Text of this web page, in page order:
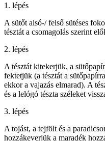
1. lépés
A sütőt alsó-/ felső sütéses
tésztát a csomagolás szerint
2. lépés
A tésztát kitekerjük, a
fektetjük (a tésztát a
ekkor a vajazás elmarad). A
és a lelógó tészta széleket
3. lépés
A tojást, a tejfölt és a
hozzákeverjük a maradék